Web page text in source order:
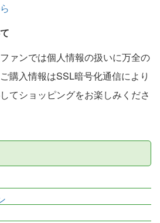
ァンでは個人情報の扱いに万全の
購入情報はSSL暗号化通信により
てショッピングをお楽しみくださ